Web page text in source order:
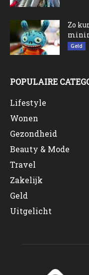
Zo
Geld
POPULAIRE
Lifestyle
Wonen
Gezondheid
Beauty & Mode
Travel
Zakelijk
Geld
Uitgelicht